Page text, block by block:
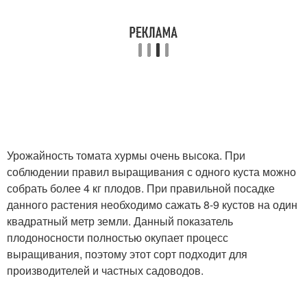
Урожайность томата хурмы очень высока. При
соблюдении правил выращивания с одного куста можно
собрать более 4 кг плодов. При правильной посадке
данного растения необходимо сажать 8-9 кустов на один
квадратный метр земли. Данный показатель
плодоносности полностью окупает процесс
выращивания, поэтому этот сорт подходит для
производителей и частных садоводов.